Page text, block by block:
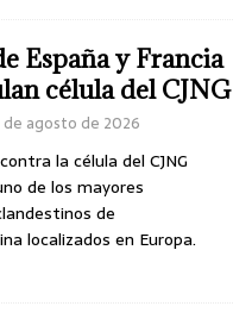
España y Francia
célula del CJNG
de agosto de 2026
la célula del CJNG
de los mayores
de
localizados en Europa.